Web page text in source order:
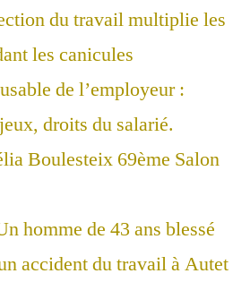
du travail multiplie les
les canicules
de l’employeur :
droits du salarié.
Boulesteix 69ème Salon
homme de 43 ans blessé
accident du travail à Autet